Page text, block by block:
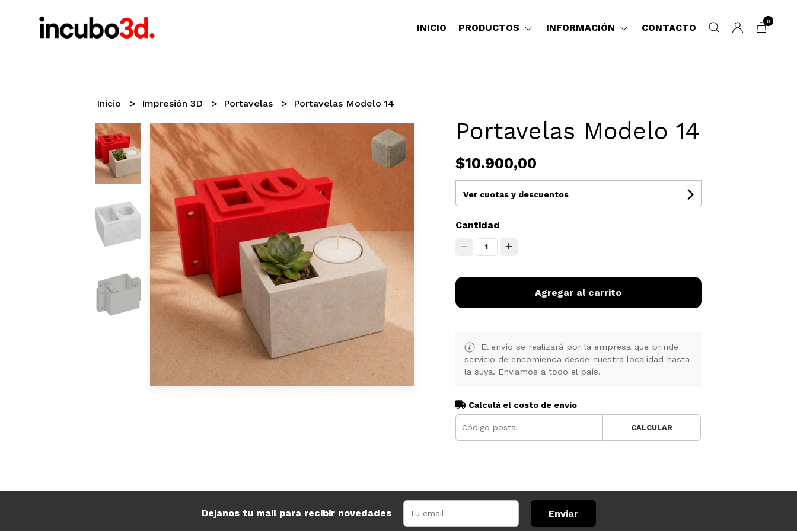
INICIO PRODUCTOS INFORMACIÓN CONTACTO
0
Inicio Impresión 3D Portavelas Portavelas Modelo 14
Portavelas Modelo 14
$10.900,00
Ver cuotas y descuentos
Cantidad
1
Agregar al carrito
El envío se realizará por la empresa que brinde
servicio de encomienda desde nuestra localidad hasta
la suya. Enviamos a todo el país.
Calculá el costo de envío
CALCULAR
Dejanos tu mail para recibir novedades Enviar